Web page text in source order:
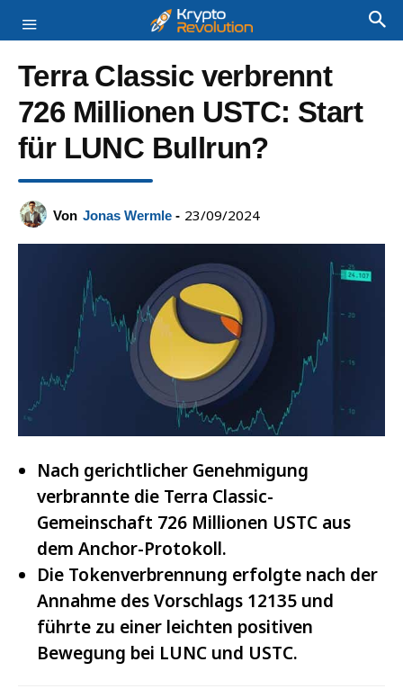
Terra Classic verbrennt
726 Millionen USTC: Start
für LUNC Bullrun?
Von Jonas Wermle - 23/09/2024
Nach gerichtlicher Genehmigung
verbrannte die Terra Classic-
Gemeinschaft 726 Millionen USTC aus
dem Anchor-Protokoll.
Die Tokenverbrennung erfolgte nach der
Annahme des Vorschlags 12135 und
führte zu einer leichten positiven
Bewegung bei LUNC und USTC.